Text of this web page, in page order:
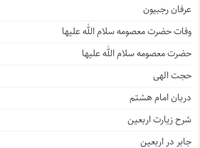
عرفان رجبیون
وفات حضرت معصومه سلام الله علیها
حضرت معصومه سلام الله علیها
حجت الهی
دربان امام هشتم
شرح زیارت اربعین
جابر در اربعین